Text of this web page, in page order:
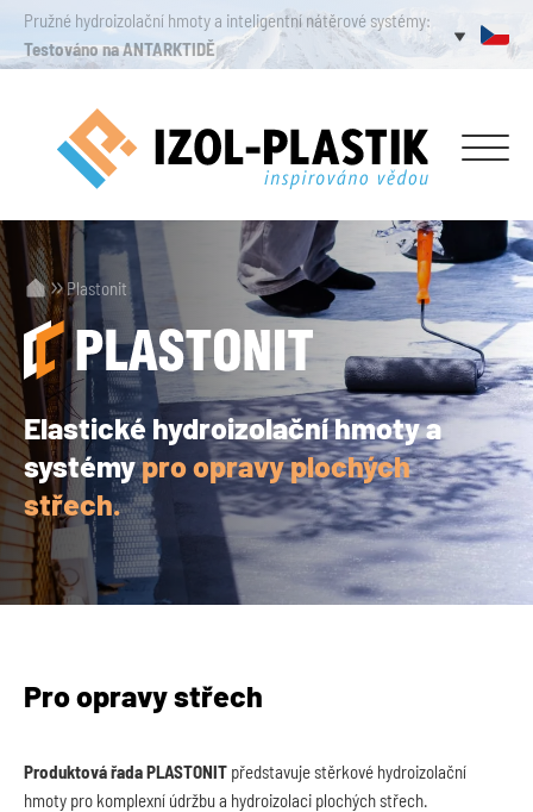
Pružné hydroizolační hmoty a inteligentní nátěrové systémy:
Testováno na ANTARKTIDĚ
Plastonit
Elastické hydroizolační hmoty a
systémypro opravy plochých
střech.
Pro opravy střech
Produktová řada PLASTONIT představuje stěrkové hydroizolační
hmoty pro komplexní údržbu a hydroizolaci plochých střech.